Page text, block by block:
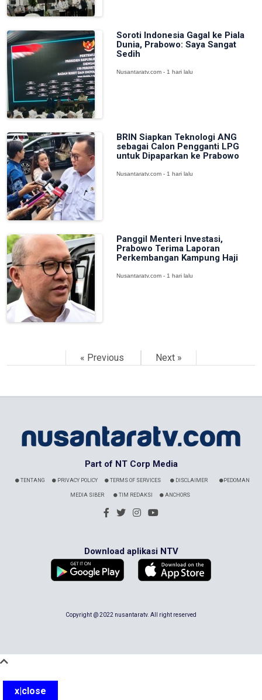
Soroti Indonesia Gagal ke Piala
Dunia, Prabowo: Saya Sangat
Sedih
Nusantaratv.com - 1 hari lalu
BRIN Siapkan Teknologi ANG
sebagai Calon Pengganti LPG
untuk Dipaparkan ke Prabowo
Nusantaratv.com - 1 hari lalu
Panggil Menteri Investasi,
Prabowo Terima Laporan
Perkembangan Kampung Haji
Nusantaratv.com - 1 hari lalu
« Previous Next »
Part of NT Corp Media
TENTANG PRIVACY POLICY TERMS OF SERVICES DISCLAIMER PEDOMAN
MEDIA SIBER TIM REDAKSI ANCHORS
Download aplikasi NTV
Copyright @ 2022 nusantaratv. All right reserved
x|close